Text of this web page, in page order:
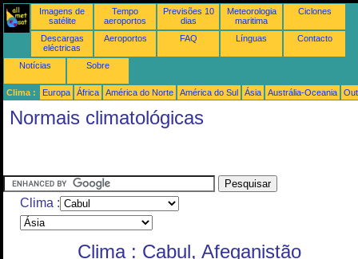
Imagens de
satélite
Tempo
aeroportos
Previsões 10
dias
Meteorologia
maritima
Ciclones
Descargas
eléctricas
Aeroportos FAQ Línguas Contacto
Notícias Sobre
Clima : Europa África América do Norte América do Sul Ásia Austrália-Oceania
Normais climatológicas
Clima :
Clima : Cabul, Afeganistão